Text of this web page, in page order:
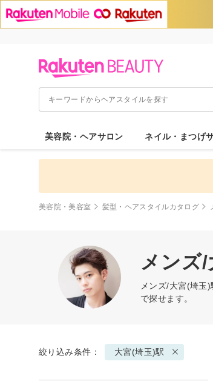
美容院・ヘアサロン ネイル・まつげ
美容院・美容室 髪型・ヘアスタイルカタログ
メンズ
メンズ/大宮(埼玉
で探せます。
絞り込み条件： 大宮(埼玉)駅